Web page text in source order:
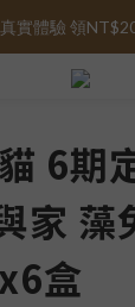
運｜全館滿
實體驗 領
免運｜全館滿
6期
家 藻
盒